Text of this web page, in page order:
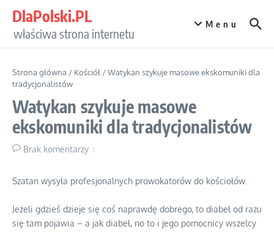
DlaPolski.PL
właściwa strona internetu
Menu
Strona główna / Kościół /Watykan szykuje masowe ekskomuniki dla
tradycjonalistów
Watykan szykuje masowe
ekskomuniki dla tradycjonalistów
Brak komentarzy
Szatan wysyła profesjonalnych prowokatorów do kościołów.
Jeżeli gdzieś dzieje się coś naprawdę dobrego, to diabeł od razu
się tam pojawia – a jak diabeł, no to i jego pomocnicy wszelcy